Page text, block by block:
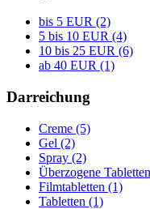
bis 5 EUR (2)
5 bis 10 EUR (4)
10 bis 25 EUR (6)
ab 40 EUR (1)
Darreichung
Creme (5)
Gel (2)
Spray (2)
Überzogene
Filmtabletten (1)
Tabletten (1)